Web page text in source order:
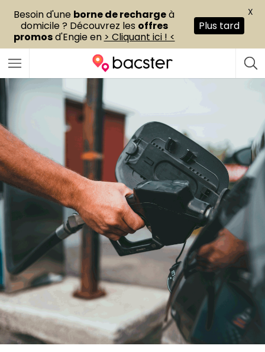
Besoin d'une borne de rechargeà
domicile ? Découvrez les offres
promosd'Engie en > Cliquant ici ! <
Plus tard
X